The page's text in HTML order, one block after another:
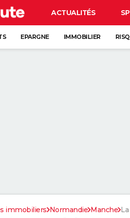
ACTUALITÉS
EPARGNE IMMOBILIER
immobiliers Normandie Manche